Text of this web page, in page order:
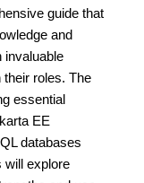
guide that
and
invaluable
roles. The
essential
EE
databases
will explore